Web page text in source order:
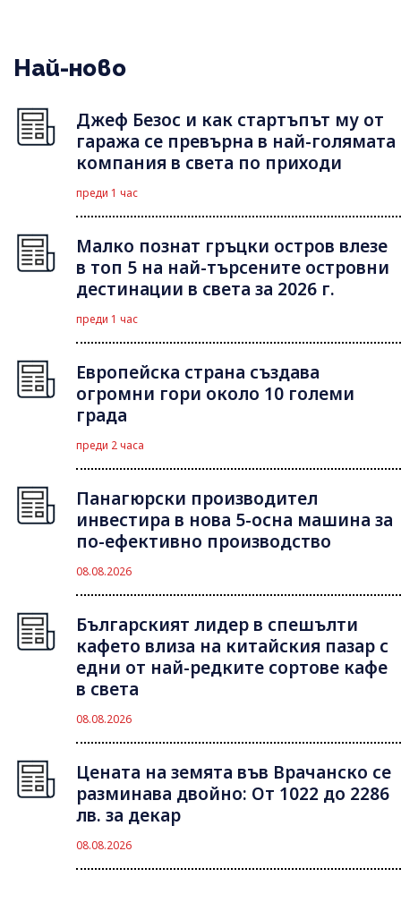
Най-ново
Джеф Безос и как стартъпът му от
гаража се превърна в най-голямата
компания в света по приходи
преди 1 час
Малко познат гръцки остров влезе
в топ 5 на най-търсените островни
дестинации в света за 2026 г.
преди 1 час
Европейска страна създава
огромни гори около 10 големи
града
преди 2 часа
Панагюрски производител
инвестира в нова 5-осна машина за
по-ефективно производство
08.08.2026
Българският лидер в спешълти
кафето влиза на китайския пазар с
едни от най-редките сортове кафе
в света
08.08.2026
Цената на земята във Врачанско се
разминава двойно: От 1022 до 2286
лв. за декар
08.08.2026